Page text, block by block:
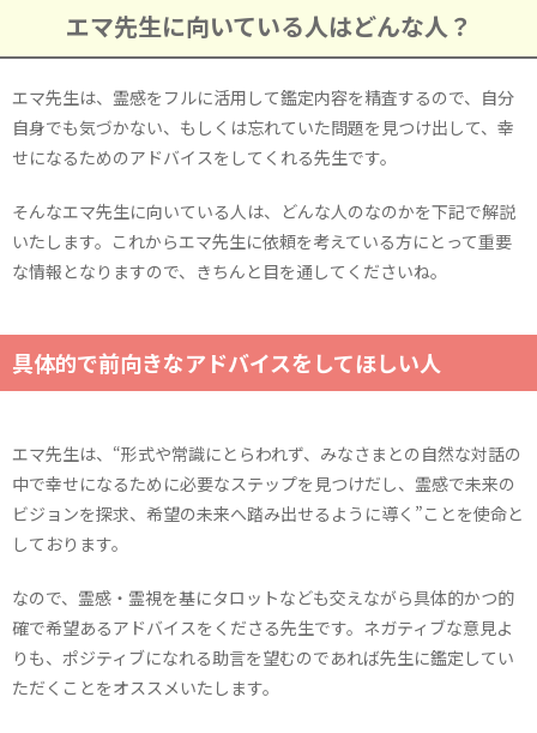
エマ先生に向いている人はどんな人？
エマ先生は、霊感をフルに活用して鑑定内容を精査するので、自分
自身でも気づかない、もしくは忘れていた問題を見つけ出して、幸
せになるためのアドバイスをしてくれる先生です。
そんなエマ先生に向いている人は、どんな人のなのかを下記で解説
いたします。これからエマ先生に依頼を考えている方にとって重要
な情報となりますので、きちんと目を通してくださいね。
具体的で前向きなアドバイスをしてほしい人
エマ先生は、“形式や常識にとらわれず、みなさまとの自然な対話の
中で幸せになるために必要なステップを見つけだし、霊感で未来の
ビジョンを探求、希望の未来へ踏み出せるように導く”ことを使命と
しております。
なので、霊感・霊視を基にタロットなども交えながら具体的かつ的
確で希望あるアドバイスをくださる先生です。ネガティブな意見よ
りも、ポジティブになれる助言を望むのであれば先生に鑑定してい
ただくことをオススメいたします。